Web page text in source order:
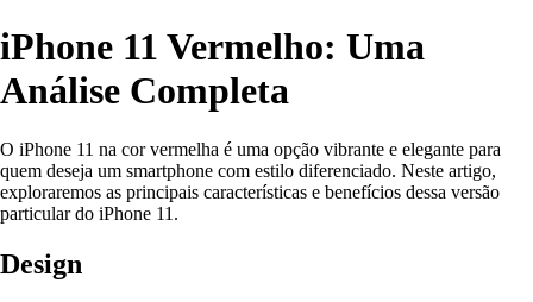
iPhone 11 Vermelho: Uma
Análise Completa
O iPhone 11 na cor vermelha é uma opção vibrante e elegante para
quem deseja um smartphone com estilo diferenciado. Neste artigo,
exploraremos as principais características e benefícios dessa versão
particular do iPhone 11.
Design